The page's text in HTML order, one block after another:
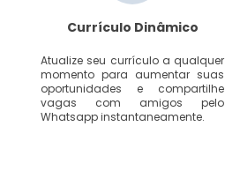
Currículo Dinâmico
Atualize seu currículo a qualquer
momento para aumentar suas
oportunidades e compartilhe
vagas com amigos pelo
Whatsapp instantaneamente.